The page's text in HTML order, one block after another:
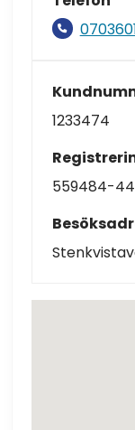
1233474
559484-